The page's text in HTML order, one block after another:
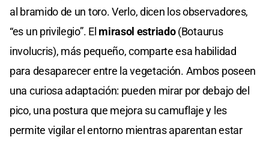
al bramido de un toro. Verlo, dicen los observadores,
“es un privilegio”. El mirasol estriado(Botaurus
involucris), más pequeño, comparte esa habilidad
para desaparecer entre la vegetación. Ambos poseen
una curiosa adaptación: pueden mirar por debajo del
pico, una postura que mejora su camuflaje y les
permite vigilar el entorno mientras aparentan estar